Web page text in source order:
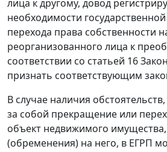
лица к другому, довод
необходимости
перехода права собственности
реорганизованного лица к
соответствии со статьей 16
признать соответствующим
В случае наличия
за собой прекращение или
объект недвижимого
(обременения) на него, в ЕГРП